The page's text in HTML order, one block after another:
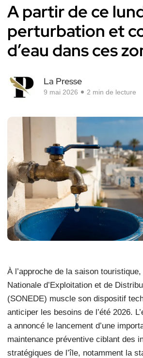
A partir de ce
perturbation et
d’eau dans ces
La Presse
9 mai 2026 2 min de lecture
À l’approche de la saison
Nationale d’Exploitation et de
(SONEDE) muscle son dispositif
anticiper les besoins de l’été 2026.
a annoncé le lancement d’une
maintenance préventive ciblant des
stratégiques de l’île, notamment la